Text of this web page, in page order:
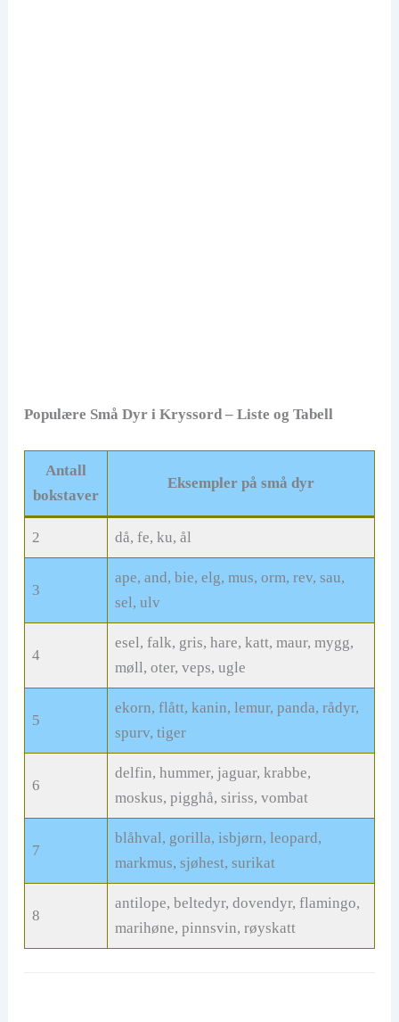
Populære Små Dyr i Kryssord – Liste og Tabell
Antall
bokstaver
Eksempler på små dyr
2 då, fe, ku, ål
3
ape, and, bie, elg, mus, orm, rev, sau,
sel, ulv
4
esel, falk, gris, hare, katt, maur, mygg,
møll, oter, veps, ugle
5
ekorn, flått, kanin, lemur, panda, rådyr,
spurv, tiger
6
delfin, hummer, jaguar, krabbe,
moskus, pigghå, siriss, vombat
7
blåhval, gorilla, isbjørn, leopard,
markmus, sjøhest, surikat
8
antilope, beltedyr, dovendyr, flamingo,
marihøne, pinnsvin, røyskatt